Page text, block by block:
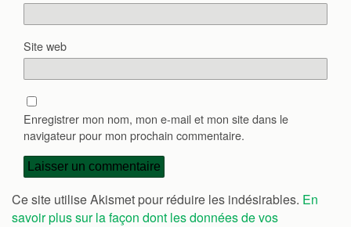
Site web
Enregistrer mon nom, mon e-mail et mon site dans le
navigateur pour mon prochain commentaire.
Ce site utilise Akismet pour réduire les indésirables. En
savoir plus sur la façon dont les données de vos